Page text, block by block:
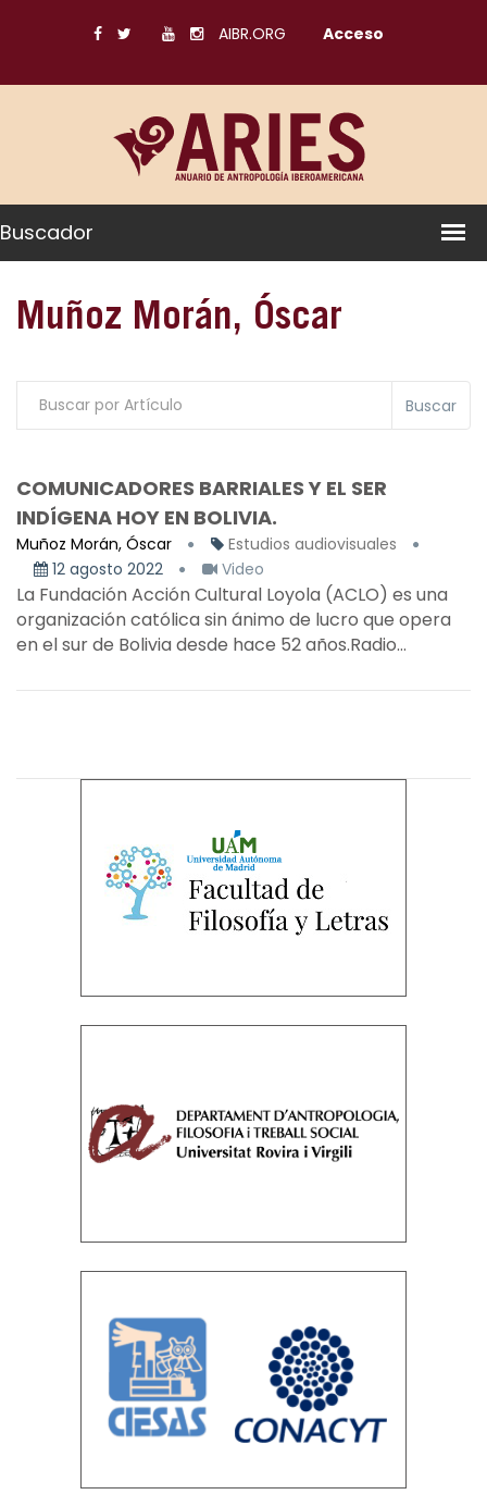
AIBR.ORG Acceso
Buscador
Muñoz Morán, Óscar
Buscar
COMUNICADORES BARRIALES Y EL SER
INDÍGENA HOY EN BOLIVIA.
Muñoz Morán, Óscar
Estudios audiovisuales
12 agosto 2022
Video
La Fundación Acción Cultural Loyola (ACLO) es una
organización católica sin ánimo de lucro que opera
en el sur de Bolivia desde hace 52 años.Radio...